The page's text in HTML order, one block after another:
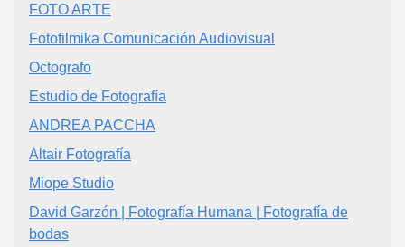
FOTO ARTE
Fotofilmika Comunicación Audiovisual
Octografo
Estudio de Fotografía
ANDREA PACCHA
Altair Fotografía
Miope Studio
David Garzón | Fotografía Humana | Fotografía de
bodas